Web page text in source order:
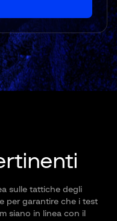
sulle tattiche degli
per garantire che i test
siano in linea con il